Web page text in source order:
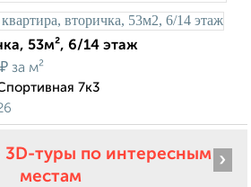
53м², 6/14 этаж
₽ за м²
7к3
3D-туры по интересным
местам
›